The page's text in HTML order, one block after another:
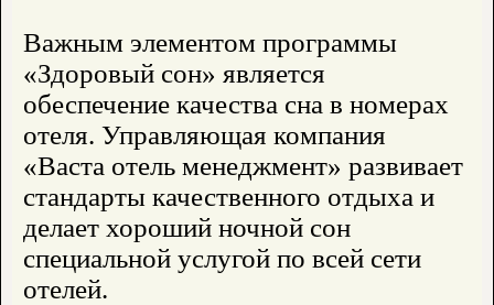
Важным элементом программы
«Здоровый сон» является
обеспечение качества сна в номерах
отеля. Управляющая компания
«Васта отель менеджмент» развивает
стандарты качественного отдыха и
делает хороший ночной сон
специальной услугой по всей сети
отелей.